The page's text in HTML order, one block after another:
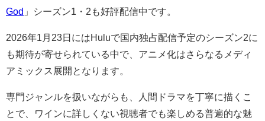
God 」シーズン1・2も好評配信中です。
2026年1月23日にはHuluで国内独占配信予定のシーズン2に
も期待が寄せられている中で、アニメ化はさらなるメディ
アミックス展開となります。
専門ジャンルを扱いながらも、人間ドラマを丁寧に描くこ
とで、ワインに詳しくない視聴者でも楽しめる普遍的な魅